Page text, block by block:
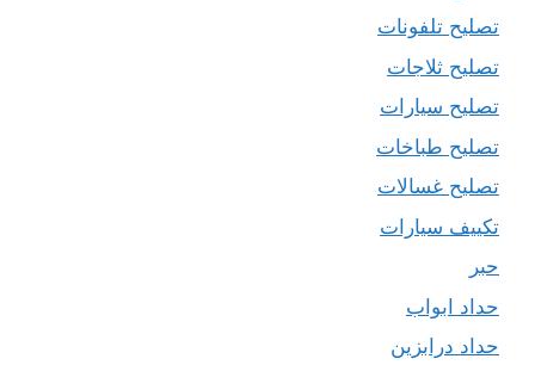
تصليح تلفونات
تصليح ثلاجات
تصليح سيارات
تصليح طباخات
تصليح غسالات
تكييف سيارات
حبر
حداد ابواب
حداد درابزين